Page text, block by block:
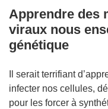
Apprendre des
viraux nous
génétique
Il serait terrifiant
infecter nos cellules,
pour les forcer à